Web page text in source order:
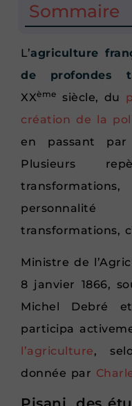
Sommaire
L’agriculture
de profondes
XXème siècle, du
création de la
en passant par
Plusieurs
transformations,
Ministre de
8 janvier 1866,
Michel Debré
participa
l’agriculture,
donnée par